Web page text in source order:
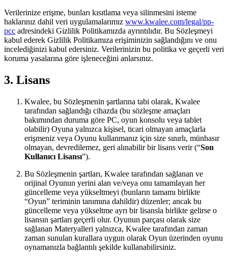
Verilerinize erişme, bunları kısıtlama veya silinmesini isteme
haklarınız dahil veri uygulamalarımız www.kwalee.com/legal/pp-
pcc adresindeki Gizlilik Politikamızda ayrıntılıdır. Bu Sözleşmeyi
kabul ederek Gizlilik Politikamıza erişiminizin sağlandığını ve onu
incelediğinizi kabul edersiniz. Verilerinizin bu politika ve geçerli veri
koruma yasalarına göre işleneceğini anlarsınız.
3. Lisans
Kwalee, bu Sözleşmenin şartlarına tabi olarak, Kwalee
tarafından sağlandığı cihazda (bu sözleşme amaçları
bakımından duruma göre PC, oyun konsolu veya tablet
olabilir) Oyuna yalnızca kişisel, ticari olmayan amaçlarla
erişmeniz veya Oyunu kullanmanız için size sınırlı, münhasır
olmayan, devredilemez, geri alınabilir bir lisans verir (“Son
Kullanıcı Lisansı”).
Bu Sözleşmenin şartları, Kwalee tarafından sağlanan ve
orijinal Oyunun yerini alan ve/veya onu tamamlayan her
güncelleme veya yükseltmeyi (bunların tamamı birlikte
“Oyun” teriminin tanımına dahildir) düzenler; ancak bu
güncelleme veya yükseltme ayrı bir lisansla birlikte gelirse o
lisansın şartları geçerli olur. Oyunun parçası olarak size
sağlanan Materyalleri yalnızca, Kwalee tarafından zaman
zaman sunulan kurallara uygun olarak Oyun üzerinden oyunu
oynamanızla bağlantılı şekilde kullanabilirsiniz.